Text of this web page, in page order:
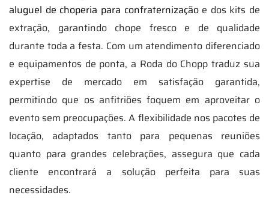
aluguel de choperia para confraternizaçãoe dos kits de
extração, garantindo chope fresco e de qualidade
durante toda a festa. Com um atendimento diferenciado
e equipamentos de ponta, a Roda do Chopp traduz sua
expertise de mercado em satisfação garantida,
permitindo que os anfitriões foquem em aproveitar o
evento sem preocupações. A flexibilidade nos pacotes de
locação, adaptados tanto para pequenas reuniões
quanto para grandes celebrações, assegura que cada
cliente encontrará a solução perfeita para suas
necessidades.